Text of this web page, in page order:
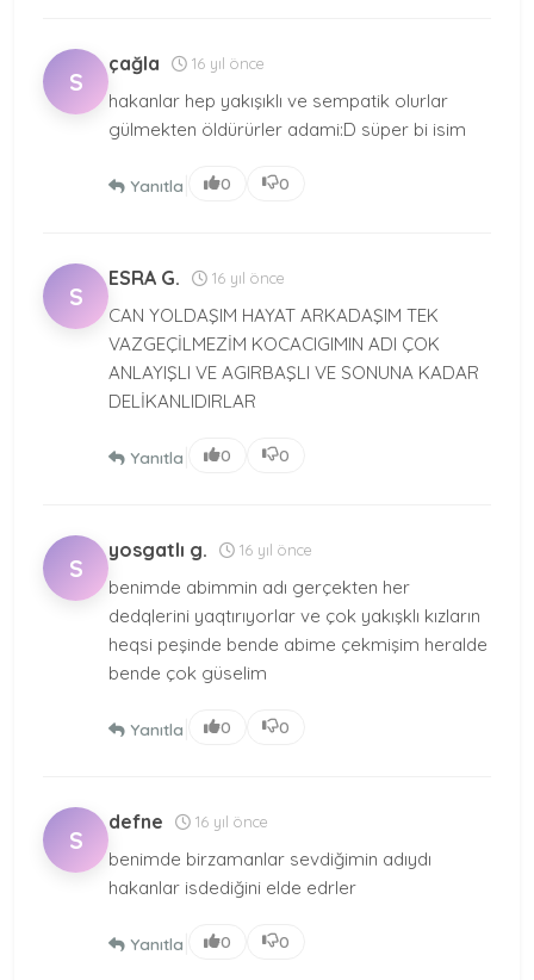
S
çağla 16 yıl önce
hakanlar hep yakışıklı ve sempatik olurlar
gülmekten öldürürler adami:D süper bi isim
Yanıtla 0 0
S
ESRA G. 16 yıl önce
CAN YOLDAŞIM HAYAT ARKADAŞIM TEK
VAZGEÇİLMEZİM KOCACIGIMIN ADI ÇOK
ANLAYIŞLI VE AGIRBAŞLI VE SONUNA KADAR
DELİKANLIDIRLAR
Yanıtla 0 0
S
yosgatlı g. 16 yıl önce
benimde abimmin adı gerçekten her
dedqlerini yaqtırıyorlar ve çok yakışklı kızların
heqsi peşinde bende abime çekmişim heralde
bende çok güselim
Yanıtla 0 0
S
defne 16 yıl önce
benimde birzamanlar sevdiğimin adıydı
hakanlar isdediğini elde edrler
Yanıtla 0 0